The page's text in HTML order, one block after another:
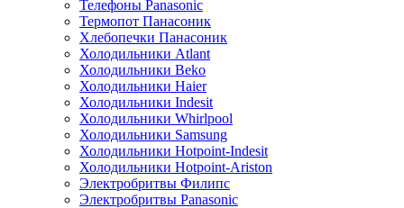
Телефоны Panasonic
Термопот Панасоник
Хлебопечки Панасоник
Холодильники Atlant
Холодильники Beko
Холодильники Haier
Холодильники Indesit
Холодильники Whirlpool
Холодильники Samsung
Холодильники Hotpoint-Indesit
Холодильники Hotpoint-Ariston
Электробритвы Филипс
Электробритвы Panasonic